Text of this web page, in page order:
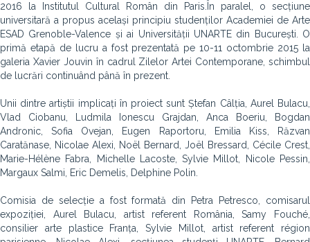
2016 la Institutul Cultural Român din Paris.În paralel, o secțiune
universitară a propus același principiu studenților Academiei de Arte
ESAD Grenoble-Valence și ai Universității UNARTE din București. O
primă etapă de lucru a fost prezentată pe 10-11 octombrie 2015 la
galeria Xavier Jouvin în cadrul Zilelor Artei Contemporane, schimbul
de lucrări continuând până în prezent.
Unii dintre artiștii implicați în proiect sunt Ștefan Câlția, Aurel Bulacu,
Vlad Ciobanu, Ludmila Ionescu Grajdan, Anca Boeriu, Bogdan
Andronic, Sofia Ovejan, Eugen Raportoru, Emilia Kiss, Răzvan
Caratănase, Nicolae Alexi, Noël Bernard, Joël Bressard, Cécile Crest,
Marie-Hélène Fabra, Michelle Lacoste, Sylvie Millot, Nicole Pessin,
Margaux Salmi, Eric Demelis, Delphine Polin.
Comisia de selecție a fost formată din Petra Petresco, comisarul
expoziției, Aurel Bulacu, artist referent România, Samy Fouché,
consilier arte plastice Franța, Sylvie Millot, artist referent région